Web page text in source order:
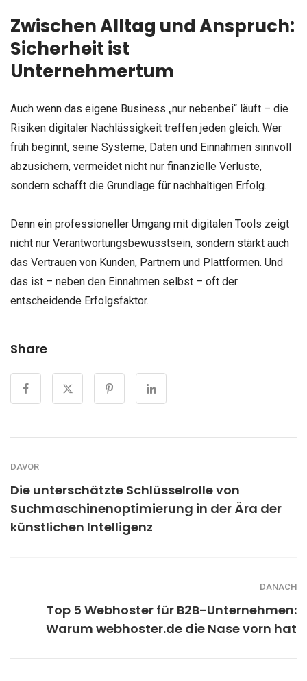
Zwischen Alltag und Anspruch:
Sicherheit ist
Unternehmertum
Auch wenn das eigene Business „nur nebenbei“ läuft – die
Risiken digitaler Nachlässigkeit treffen jeden gleich. Wer
früh beginnt, seine Systeme, Daten und Einnahmen sinnvoll
abzusichern, vermeidet nicht nur finanzielle Verluste,
sondern schafft die Grundlage für nachhaltigen Erfolg.
Denn ein professioneller Umgang mit digitalen Tools zeigt
nicht nur Verantwortungsbewusstsein, sondern stärkt auch
das Vertrauen von Kunden, Partnern und Plattformen. Und
das ist – neben den Einnahmen selbst – oft der
entscheidende Erfolgsfaktor.
Share
DAVOR
Die unterschätzte Schlüsselrolle von
Suchmaschinenoptimierung in der Ära der
künstlichen Intelligenz
DANACH
Top 5 Webhoster für B2B-Unternehmen:
Warum webhoster.de die Nase vorn hat